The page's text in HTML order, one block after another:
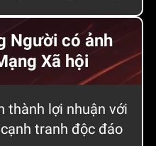
Người có ảnh
Xã hội
thành lợi nhuận với
tranh độc đáo